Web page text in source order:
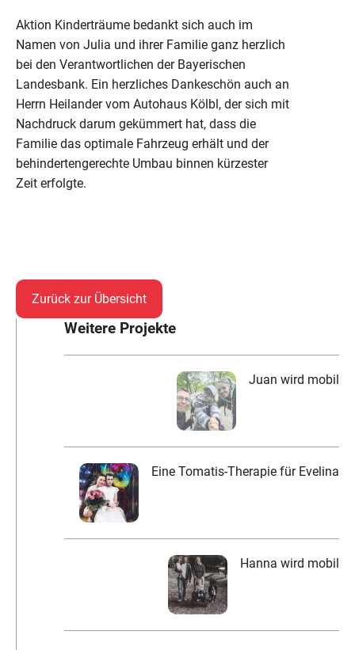
Aktion Kinderträume bedankt sich auch im
Namen von Julia und ihrer Familie ganz herzlich
bei den Verantwortlichen der Bayerischen
Landesbank. Ein herzliches Dankeschön auch an
Herrn Heilander vom Autohaus Kölbl, der sich mit
Nachdruck darum gekümmert hat, dass die
Familie das optimale Fahrzeug erhält und der
behindertengerechte Umbau binnen kürzester
Zeit erfolgte.
Zurück zur Übersicht
Weitere Projekte
Juan wird mobil
Eine Tomatis-Therapie für Evelina
Hanna wird mobil